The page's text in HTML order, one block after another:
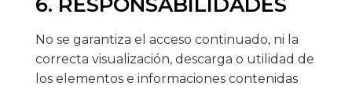
No se garantiza el acceso continuado, ni la
correcta visualización, descarga o utilidad de
los elementos e informaciones contenidas